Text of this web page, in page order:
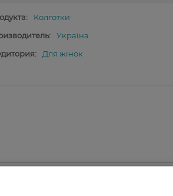
Колготки
Україна
Для жінок